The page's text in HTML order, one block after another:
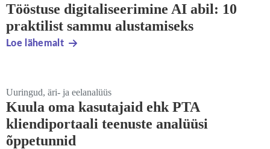
Tööstuse digitaliseerimine AI abil: 10
praktilist sammu alustamiseks
Loe lähemalt
Uuringud, äri- ja eelanalüüs
Kuula oma kasutajaid ehk PTA
kliendiportaali teenuste analüüsi
õppetunnid